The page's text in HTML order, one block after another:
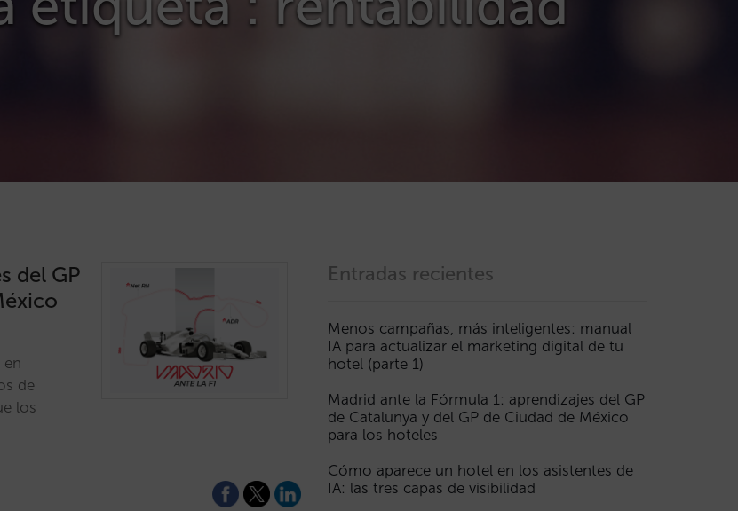
del GP
en
de
los
Entradas recientes
Menos campañas, más inteligentes: manual
IA para actualizar el marketing digital de tu
hotel (parte 1)
Madrid ante la Fórmula 1: aprendizajes del GP
de Catalunya y del GP de Ciudad de México
para los hoteles
Cómo aparece un hotel en los asistentes de
IA: las tres capas de visibilidad